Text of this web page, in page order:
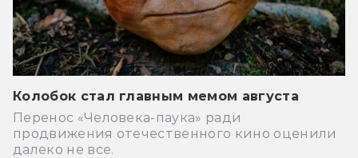
Колобок стал главным мемом августа
Перенос «Человека-паука» ради
продвижения отечественного кино оценили
далеко не все.